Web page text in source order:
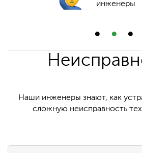
инженеры
Наши инженеры знают, как
сложную неисправность